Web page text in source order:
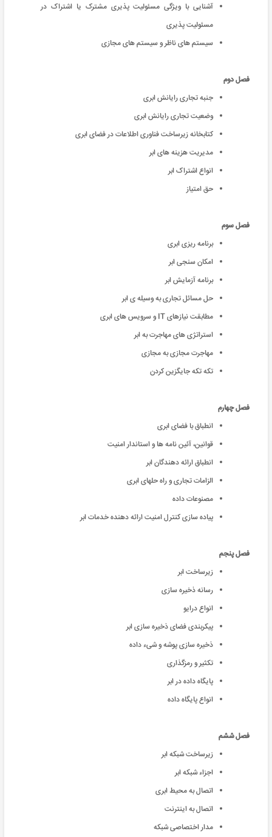
آشنایی با ویژگی مسئولیت پذیری مشترک یا اشتراک در
مسئولیت پذیری
سیستم های ناظر و سیستم های مجازی
فصل دوم
جنبه تجاری رایانش ابری
وضعیت تجاری رایانش ابری
کتابخانه زیرساخت فناوری اطلاعات در فضای ابری
مدیریت هزینه های ابر
انواع اشتراک ابر
حق امتیاز
فصل سوم
برنامه ریزی ابری
امکان سنجی ابر
برنامه آزمایش ابر
حل مسائل تجاری به وسیله ی ابر
مطابقت نیازهای IT و سرویس های ابری
استراتژی های مهاجرت به ابر
مهاجرت مجازی به مجازی
تکه تکه جایگزین کردن
فصل چهارم
انطباق با فضای ابری
قوانین، آئین نامه ها و استاندار امنیت
انطباق ارائه دهندگان ابر
الزامات تجاری و راه حلهای ابری
مصنوعات داده
پیاده سازی کنترل امنیت ارائه دهنده خدمات ابر
فصل پنجم
زیرساخت ابر
رسانه ذخیره سازی
انواع درایو
پیکربندی فضای ذخیره سازی ابر
ذخیره سازی پوشه و شیء داده
تکثیر و رمزگذاری
پایگاه داده در ابر
انواع پایگاه داده
فصل ششم
زیرساخت شبکه ابر
اجزاء شبکه ابر
اتصال به محیط ابری
اتصال به اینترنت
مدار اختصاصی شبکه